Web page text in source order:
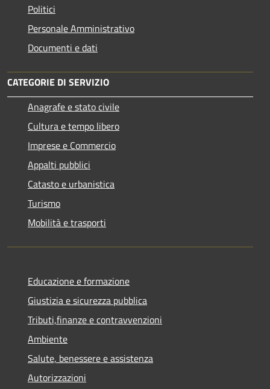
Politici
Personale Amministrativo
Documenti e dati
CATEGORIE DI SERVIZIO
Anagrafe e stato civile
Cultura e tempo libero
Imprese e Commercio
Appalti pubblici
Catasto e urbanistica
Turismo
Mobilità e trasporti
Educazione e formazione
Giustizia e sicurezza pubblica
Tributi,finanze e contravvenzioni
Ambiente
Salute, benessere e assistenza
Autorizzazioni